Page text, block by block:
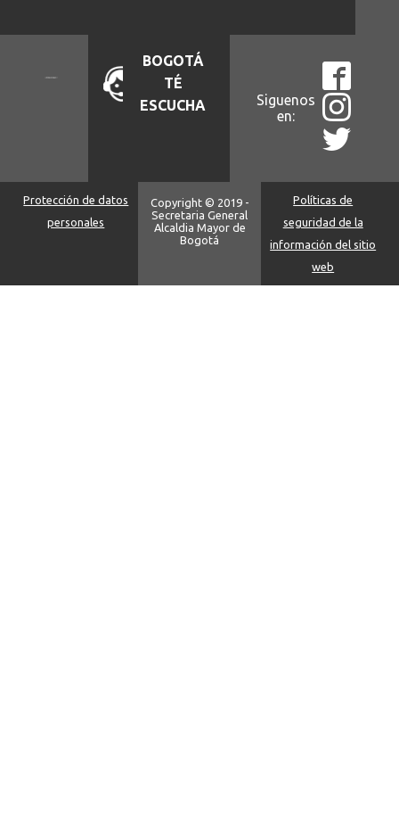
BOGOTÁ
TÉ
ESCUCHA
Siguenos
en:
Protección de datos
personales
Copyright © 2019 -
Secretaria General
Alcaldia Mayor de
Bogotá
Políticas de
seguridad de la
información del sitio
web